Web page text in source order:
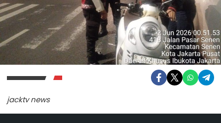
jacktv news